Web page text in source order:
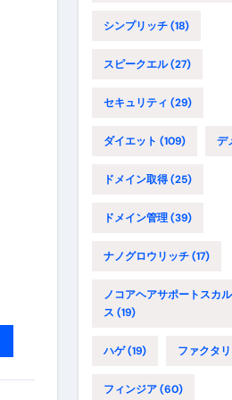
シンプリッチ(18)
スピークエル(27)
セキュリティ (29)
ダイエット (109) デ
ドメイン取得(25)
ドメイン管理(39)
ナノグロウリッチ(17)
ノコアヘアサポートスカ
ス (19)
ハゲ(19) ファクタ
フィンジア(60)